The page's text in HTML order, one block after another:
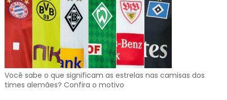
Você sabe o que significam as estrelas nas camisas dos
times alemães? Confira o motivo